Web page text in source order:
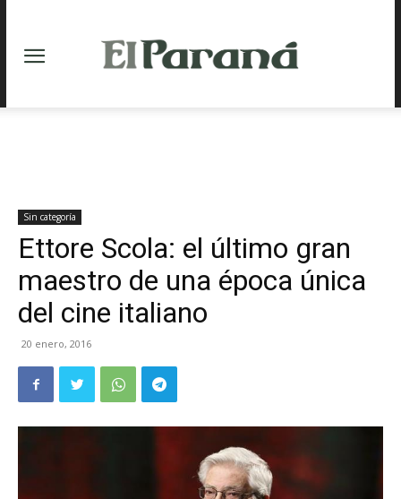
Sin categoría
Ettore Scola: el último gran
maestro de una época única
del cine italiano
20 enero, 2016